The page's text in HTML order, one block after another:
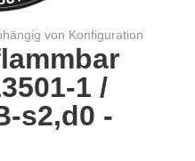
von Konfiguration
1 /
s2,d0 -